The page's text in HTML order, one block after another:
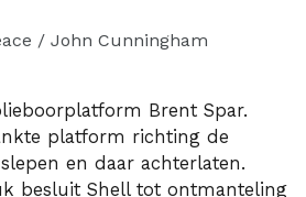
/ John Cunningham
Brent Spar.
platform richting de
en daar achterlaten.
besluit Shell tot ontmanteling